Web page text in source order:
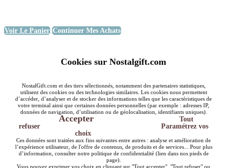
Voir Le Panier Continuer Mes Achats
Cookies sur Nostalgift.com
NostalGift.com et des tiers sélectionnés, notamment des partenaires statistiques,
utilisent des cookies ou des technologies similaires. Les cookies nous permettent
d’accéder, d’analyser et de stocker des informations telles que les caractéristiques de
votre terminal ainsi que certaines données personnelles (par exemple : adresses IP,
données de navigation, d’utilisation ou de géolocalisation, identifiants uniques).
Accepter
Tout
refuser
Paramétrez vos
choix
Ces données sont traitées aux fins suivantes entre autres : analyse et amélioration de
l’expérience utilisateur, de l'offre de contenus, de produits et de services... Pour plus
d’information, consulter notre politique de confidentialité (lien dans nos pieds de
page).
Vous pouvez exprimer vos choix en cliquant sur "Tout accepter", "Tout refuser" ou